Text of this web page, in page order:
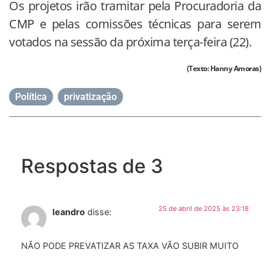
Os projetos irão tramitar pela Procuradoria da
CMP e pelas comissões técnicas para serem
votados na sessão da próxima terça-feira (22).
(Texto: Hanny Amoras)
Política privatização
Respostas de 3
leandro disse: 25 de abril de 2025 às 23:18
NÃO PODE PREVATIZAR AS TAXA VÃO SUBIR MUITO